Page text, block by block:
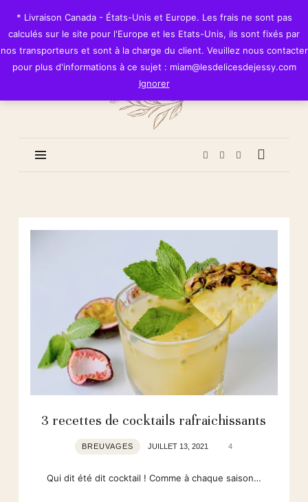
Les
Délices
de
Jessy
3 recettes de cocktails rafraichissants
BREUVAGES JUILLET 13, 2021 4
Qui dit été dit cocktail ! Comme à chaque saison…
* Livraison Canada - États-Unis et Europe. Les frais ne sont pas
calculés sur le site pour l'Europe et les Etats-Unis, ils sont fixés par
nos transporteurs et sont à la charge du client. Veuillez nous contacter
pour plus d'informations à ce sujet : miam@lesdelicesdejessy.com
Ignorer